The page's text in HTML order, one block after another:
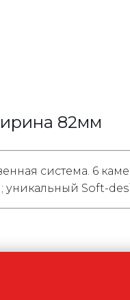
82мм
система. 6
Soft-